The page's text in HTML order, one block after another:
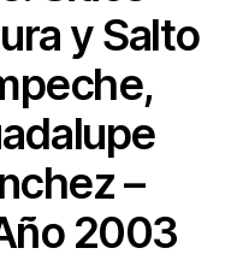
y Salto
–
2003